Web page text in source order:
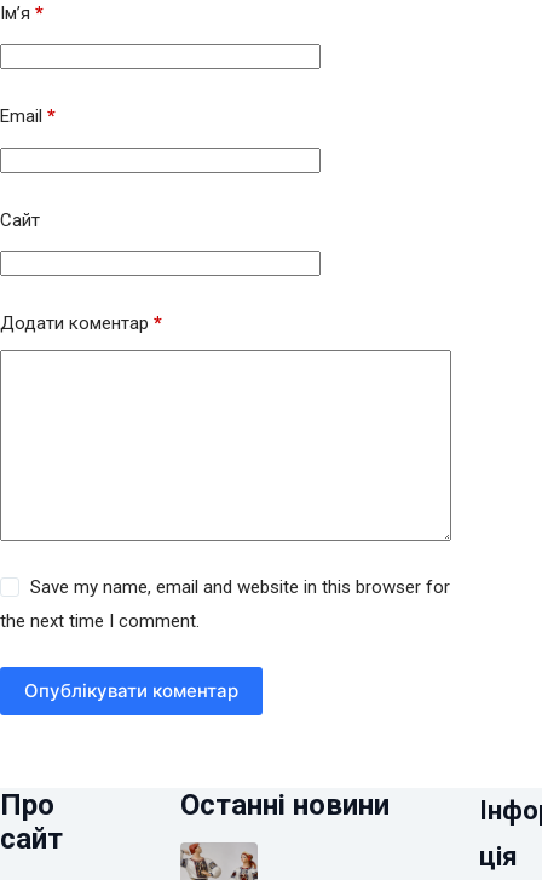
Ім’я *
Email *
Сайт
Додати коментар *
Save my name, email and website in this browser for
the next time I comment.
Опублікувати коментар
Про
сайт
Останні новини
ція